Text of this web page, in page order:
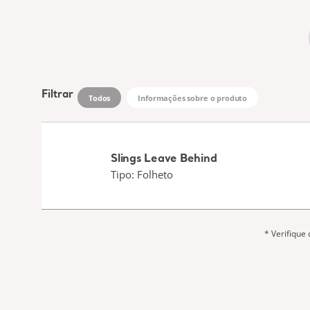
Filtrar Todos Informações sobre o produto
Slings Leave Behind
Tipo: Folheto
* Verifique